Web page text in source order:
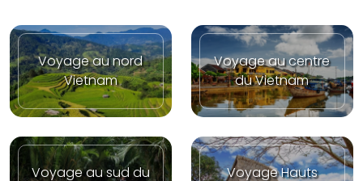
Voyage au nord
Vietnam
Voyage au centre
du Vietnam
Voyage au sud du
Voyage Hauts